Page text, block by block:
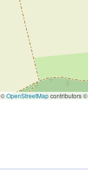
©OpenStreetMapcontributors ©